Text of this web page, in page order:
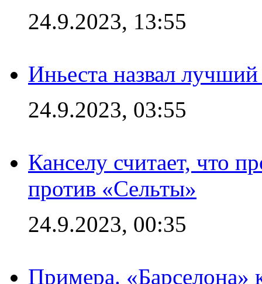
24.9.2023, 13:55
Иньеста назвал
24.9.2023, 03:55
Канселу считает, что
против «Сельты»
24.9.2023, 00:35
Примера. «Барселона»